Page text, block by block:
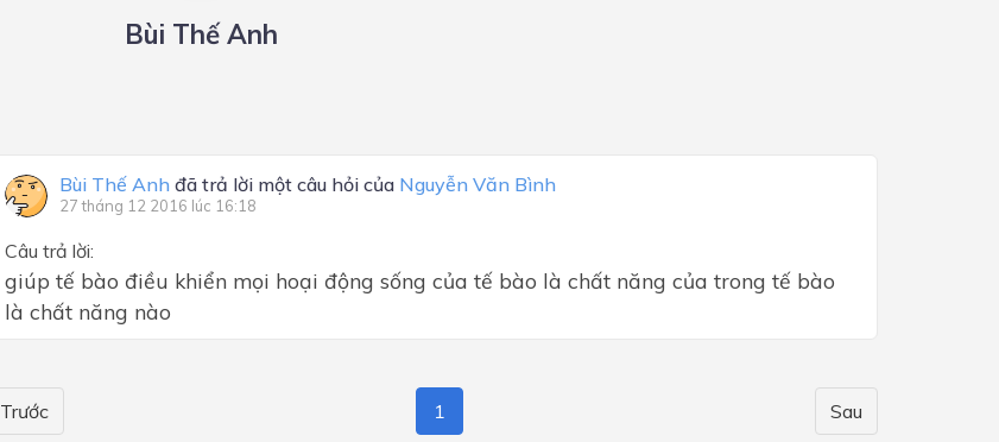
Bùi Thế Anh
Bùi Thế Anh đã trả lời một câu hỏi của Nguyễn Văn Bình
27 tháng 12 2016 lúc 16:18
Câu trả lời:
giúp tế bào điều khiển mọi hoại động sống của tế bào là chất năng của trong tế bào
là chất năng nào
Trước Sau
1